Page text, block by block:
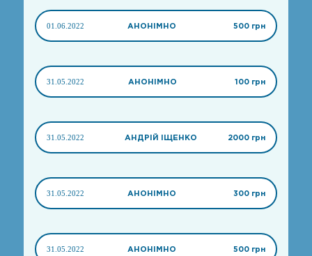
01.06.2022 АНОНІМНО 500 грн
31.05.2022 АНОНІМНО 100 грн
31.05.2022 АНДРІЙ ІЩЕНКО 2000 грн
31.05.2022 АНОНІМНО 300 грн
31.05.2022 АНОНІМНО 500 грн